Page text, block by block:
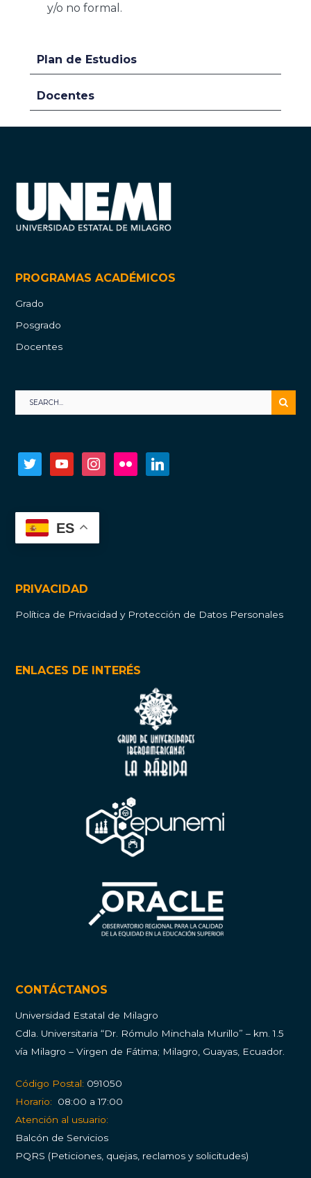
y/o no formal.
Plan de Estudios
Docentes
PROGRAMAS ACADÉMICOS
Grado
Posgrado
Docentes
twitter youtube instagramflickr
ES
PRIVACIDAD
Política de Privacidad y Protección de Datos Personales
ENLACES DE INTERÉS
CONTÁCTANOS
Universidad Estatal de Milagro
Cdla. Universitaria “Dr. Rómulo Minchala Murillo” – km. 1.5
vía Milagro – Virgen de Fátima; Milagro, Guayas, Ecuador.
Código Postal: 091050
Horario:
08:00 a 17:00
Atención al usuario:
Balcón de Servicios
PQRS (Peticiones, quejas, reclamos y solicitudes)